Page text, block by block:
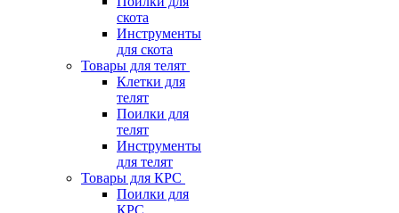
скота
Инструменты
для скота
Товары для телят
Клетки для
телят
Поилки для
телят
Инструменты
для телят
Товары для КРС
Поилки для
КРС